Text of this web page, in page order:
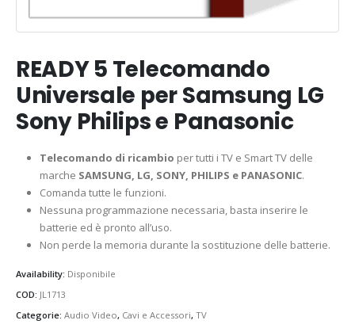
READY 5 Telecomando
Universale per Samsung LG
Sony Philips e Panasonic
Telecomando di ricambio per tutti i TV e Smart TV delle
marche SAMSUNG, LG, SONY, PHILIPS e PANASONIC.
Comanda tutte le funzioni.
Nessuna programmazione necessaria, basta inserire le
batterie ed è pronto all’uso.
Non perde la memoria durante la sostituzione delle batterie.
Availability: Disponibile
COD: JL1713
Categorie: Audio Video, Cavi e Accessori, TV